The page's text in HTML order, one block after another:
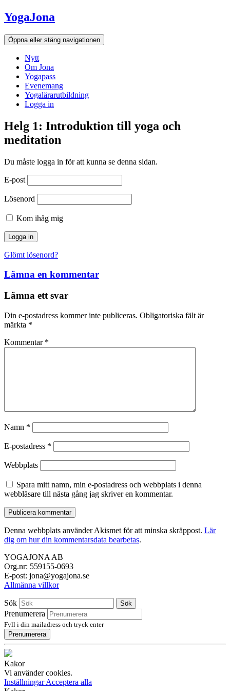
Hoppa
till
innehållet
YogaJona
Öppna eller stäng navigationen
Nytt
Om Jona
Yogapass
Evenemang
Yogalärarutbildning
Logga in
Helg 1: Introduktion till yoga och
meditation
Du måste logga in för att kunna se denna sidan.
E-post
Lösenord
Kom ihåg mig
Glömt lösenord?
Lämna en kommentar
Lämna ett svar
Din e-postadress kommer inte publiceras. Obligatoriska fält är
märkta *
Kommentar *
Namn *
E-postadress *
Webbplats
Spara mitt namn, min e-postadress och webbplats i denna
webbläsare till nästa gång jag skriver en kommentar.
Denna webbplats använder Akismet för att minska skräppost. Lär
dig om hur din kommentarsdata bearbetas.
YOGAJONA AB
Org.nr: 559155-0693
E-post: jona@yogajona.se
Allmänna villkor
Sök Sök
Prenumerera
Fyll i din mailadress och tryck enter
Prenumerera
Kakor
Vi använder cookies.
InställningarAcceptera alla